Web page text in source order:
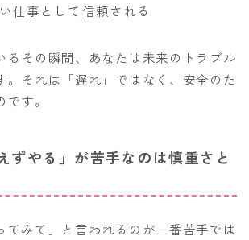
仕事として信頼される
るその瞬間、あなたは未来のトラブル
。それは「遅れ」ではなく、安全のた
す。
ずやる」が苦手なのは慎重さと
てみて」と言われるのが一番苦手では